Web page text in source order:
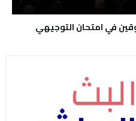
في امتحان التوجيهي